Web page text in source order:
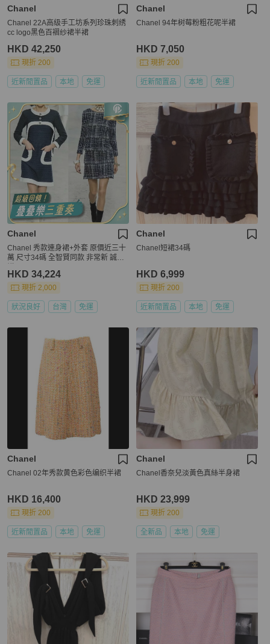
Chanel
Chanel 22A高级手工坊系列珍珠刺绣
cc logo黑色百褶纱裙半裙
HKD 42,250
現折 200
近新閒置品 本地 免運
Chanel
Chanel 94年树莓粉粗花呢半裙
HKD 7,050
現折 200
近新閒置品 本地 免運
Chanel
Chanel 秀款連身裙+外套 原價近三十
萬 尺寸34碼 全智賢同款 非常新 誠可
HKD 34,224
現折 2,000
狀況良好 台灣 免運
Chanel
Chanel短裙34碼
HKD 6,999
現折 200
近新閒置品 本地 免運
Chanel
Chanel 02年秀款黄色彩色编织半裙
HKD 16,400
現折 200
近新閒置品 本地 免運
Chanel
Chanel香奈兒淡黃色真絲半身裙
HKD 23,999
現折 200
全新品 本地 免運